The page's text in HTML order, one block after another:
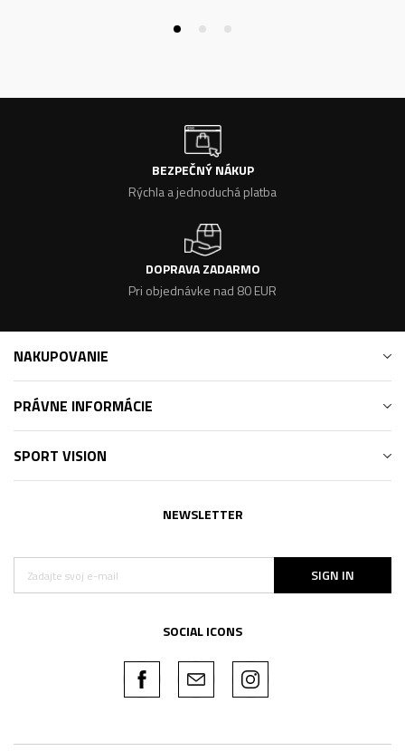
BEZPEČNÝ NÁKUP
Rýchla a jednoduchá platba
DOPRAVA ZADARMO
Pri objednávke nad 80 EUR
NAKUPOVANIE
PRÁVNE INFORMÁCIE
SPORT VISION
NEWSLETTER
SIGN IN
SOCIAL ICONS